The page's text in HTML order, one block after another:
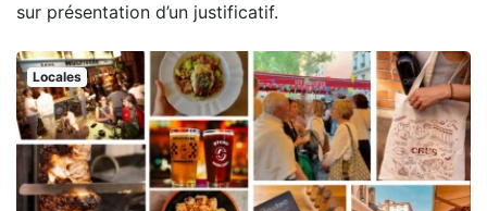
sur présentation d’un justificatif.
Locales